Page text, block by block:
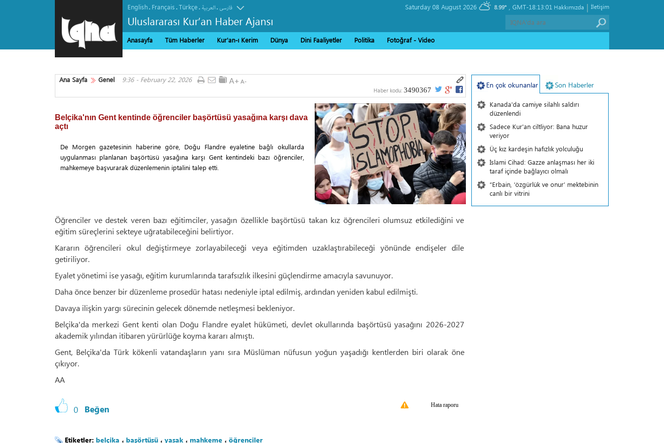
English. Français.Türkçe. العربیة.فارسی
Uluslararası Kur’an Haber Ajansı
GMT-18:13:01
8.99° İletişim
|
Hakkımızda
Anasayfa Tüm Haberler Kur'an-ı Kerim Dünya Dini Faaliyetler Politika Fotoğraf - Video
Ana Sayfa Genel 9:36 - February 22, 2026
Haber kodu: 3490367
Belçika'nın Gent kentinde öğrenciler başörtüsü yasağına karşı dava
açtı
De Morgen gazetesinin haberine göre, Doğu Flandre eyaletine bağlı okullarda
uygulanması planlanan başörtüsü yasağına karşı Gent kentindeki bazı öğrenciler,
mahkemeye başvurarak düzenlemenin iptalini talep etti.
Öğrenciler ve destek veren bazı eğitimciler, yasağın özellikle başörtüsü takan kız öğrencileri olumsuz etkilediğini ve
eğitim süreçlerini sekteye uğratabileceğini belirtiyor.
Kararın öğrencileri okul değiştirmeye zorlayabileceği veya eğitimden uzaklaştırabileceği yönünde endişeler dile
getiriliyor.
Eyalet yönetimi ise yasağı, eğitim kurumlarında tarafsızlık ilkesini güçlendirme amacıyla savunuyor.
Daha önce benzer bir düzenleme prosedür hatası nedeniyle iptal edilmiş, ardından yeniden kabul edilmişti.
Davaya ilişkin yargı sürecinin gelecek dönemde netleşmesi bekleniyor.
Belçika'da merkezi Gent kenti olan Doğu Flandre eyalet hükümeti, devlet okullarında başörtüsü yasağını 2026-2027
akademik yılından itibaren yürürlüğe koyma kararı almıştı.
Gent, Belçika'da Türk kökenli vatandaşların yanı sıra Müslüman nüfusun yoğun yaşadığı kentlerden biri olarak öne
çıkıyor.
AA
0 Beğen Hata raporu
Etiketler: belçika ، başörtüsü ، yasak ، mahkeme ، öğrenciler
En çok okunanlar Son Haberler
Kanada'da camiye silahlı saldırı
düzenlendi
Sadece Kur'an ciltliyor: Bana huzur
veriyor
Üç kız kardeşin hafızlık yolculuğu
İslami Cihad: Gazze anlaşması her iki
taraf içinde bağlayıcı olmalı
“Erbain, ‘özgürlük ve onur’ mektebinin
canlı bir vitrini